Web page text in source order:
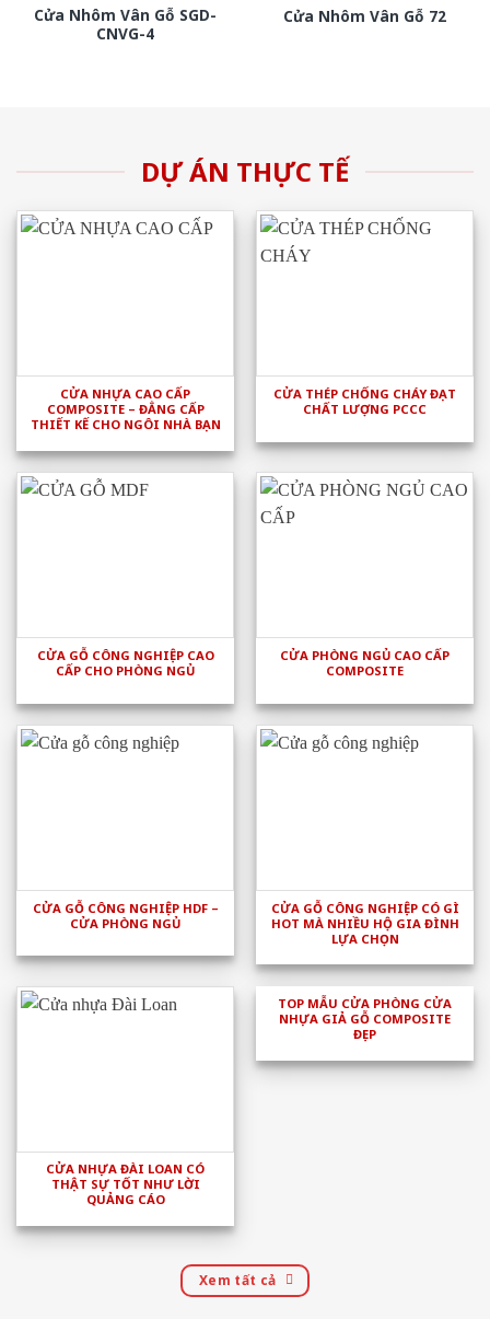
Cửa Nhôm Vân Gỗ SGD-
CNVG-4
Cửa Nhôm Vân Gỗ 72
DỰ ÁN THỰC TẾ
CỬA NHỰA CAO CẤP
COMPOSITE – ĐẲNG CẤP
THIẾT KẾ CHO NGÔI NHÀ BẠN
CỬA THÉP CHỐNG CHÁY ĐẠT
CHẤT LƯỢNG PCCC
CỬA GỖ CÔNG NGHIỆP CAO
CẤP CHO PHÒNG NGỦ
CỬA PHÒNG NGỦ CAO CẤP
COMPOSITE
CỬA GỖ CÔNG NGHIỆP HDF –
CỬA PHÒNG NGỦ
CỬA GỖ CÔNG NGHIỆP CÓ GÌ
HOT MÀ NHIỀU HỘ GIA ĐÌNH
LỰA CHỌN
CỬA NHỰA ĐÀI LOAN CÓ
THẬT SỰ TỐT NHƯ LỜI
QUẢNG CÁO
TOP MẪU CỬA PHÒNG CỬA
NHỰA GIẢ GỖ COMPOSITE
ĐẸP
Xem tất cả